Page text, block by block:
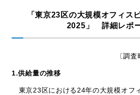
「東京23区の大規模オフィス
2025」 詳細レポ
〔調
1.供給量の推移
東京23区における24年の大規模オフ